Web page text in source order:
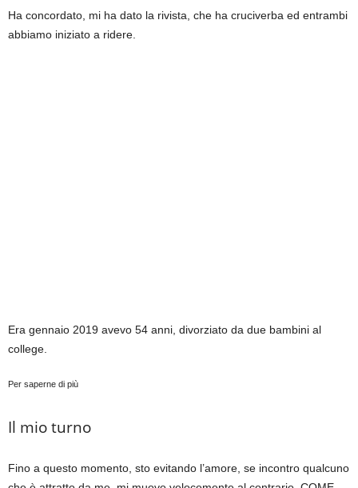
Ha concordato, mi ha dato la rivista, che ha cruciverba ed entrambi
abbiamo iniziato a ridere.
Era gennaio 2019 avevo 54 anni, divorziato da due bambini al
college.
Per saperne di più
Il mio turno
Fino a questo momento, sto evitando l’amore, se incontro qualcuno